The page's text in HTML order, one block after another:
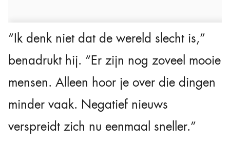
“Ik denk niet dat de wereld slecht is,”
benadrukt hij. “Er zijn nog zoveel mooie
mensen. Alleen hoor je over die dingen
minder vaak. Negatief nieuws
verspreidt zich nu eenmaal sneller.”